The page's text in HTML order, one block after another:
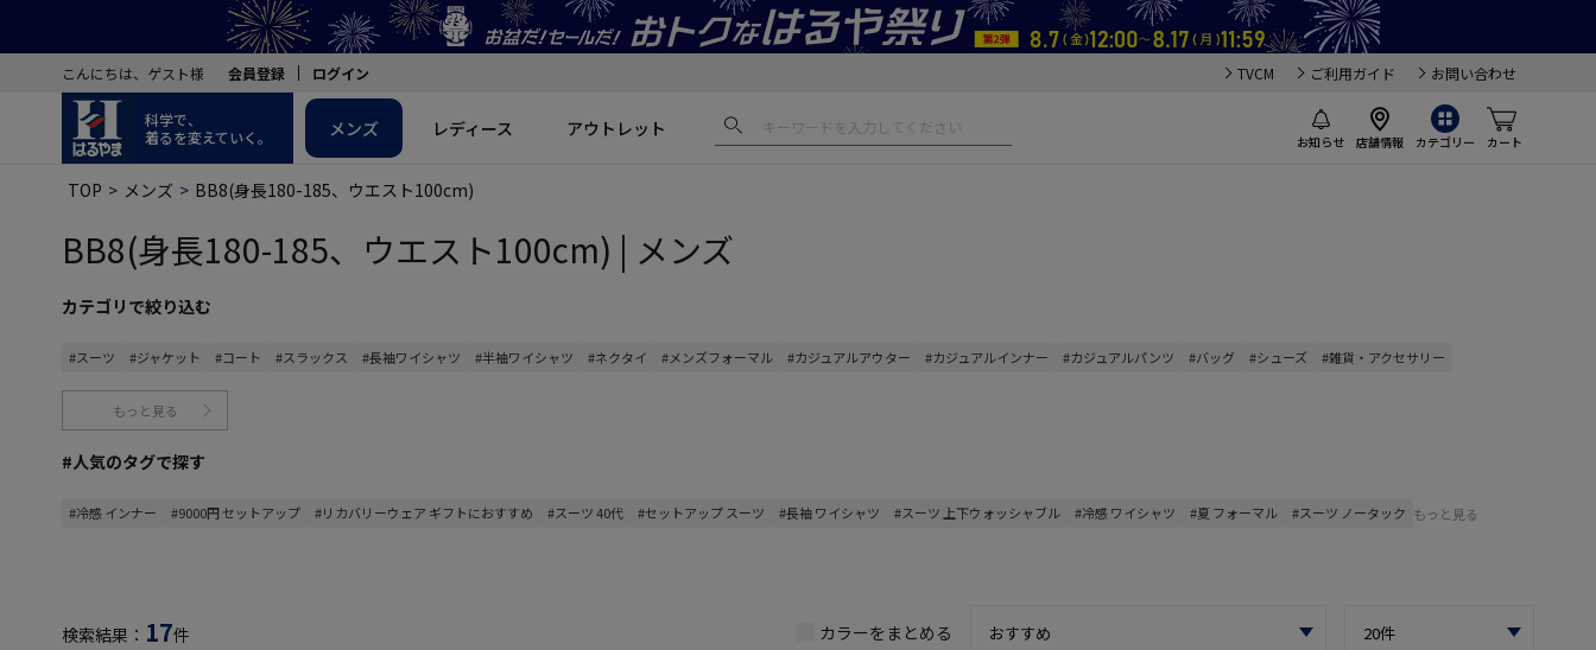
こんにちは、ゲスト様 会員登録 ログイン TVCM ご利用ガイド お問い合わせ
科学で、
着るを変えていく。
お知らせ 店舗情報 カテゴリー カート
メンズ レディース アウトレット
TOP メンズ BB8(身長180-185、ウエスト100cm)
BB8(身長180-185、ウエスト100cm) | メンズ
カテゴリで絞り込む
#スーツ #ジャケット #コート #スラックス #長袖ワイシャツ #半袖ワイシャツ #ネクタイ #メンズフォーマル #カジュアルアウター #カジュアルインナー #カジュアルパンツ #バッグ #シューズ #雑貨・アクセサリー
もっと見る
#人気のタグで探す
#冷感 インナー #9000円 セットアップ #リカバリーウェア ギフトにおすすめ #スーツ 40代 #セットアップ スーツ #長袖 ワイシャツ #スーツ 上下ウォッシャブル #冷感 ワイシャツ #夏 フォーマル #スーツ ノータック もっと見る
検索結果： 17件 カラーをまとめる